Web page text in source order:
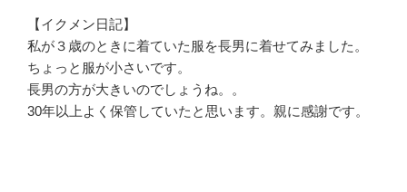
【イクメン日記】
私が３歳のときに着ていた服を長男に着せてみました。
ちょっと服が小さいです。
長男の方が大きいのでしょうね。。
30年以上よく保管していたと思います。親に感謝です。